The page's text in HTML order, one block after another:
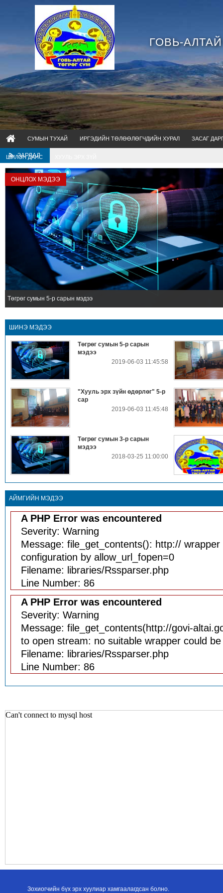
ГОВЬ-
СУМЫН ТУХАЙ ИРГЭДИЙН ТӨЛӨӨЛӨГЧДИЙН ХУРАЛ ЗАСАГ
ШИЛЭН ДАНС
ЗАРЛАЛ
Төгрөг сумын 5-р сарын мэдээ
ОНЦЛОХ МЭДЭЭ
ШИНЭ МЭДЭЭ
Төгрөг сумын 5-р сарын
мэдээ
2019-06-03 11:45:58
"Хууль эрх зүйн өдөрлөг" 5-р
сар
2019-06-03 11:45:48
Төгрөг сумын 3-р сарын
мэдээ
2018-03-25 11:00:00
АЙМГИЙН МЭДЭЭ
A PHP Error was encountered
Severity: Warning
Message: file_get_contents(): http://
configuration by allow_url_fopen=0
Filename: libraries/Rssparser.php
Line Number: 86
A PHP Error was encountered
Severity: Warning
Message: file_get_contents(http://govi-
to open stream: no suitable wrapper could
Filename: libraries/Rssparser.php
Line Number: 86
Зохиогчийн бүх эрх хуулиар хамгаалагдсан болно.